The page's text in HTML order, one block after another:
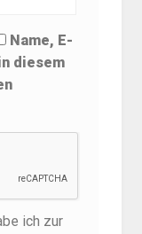
Name, E-
diesem
ich zur